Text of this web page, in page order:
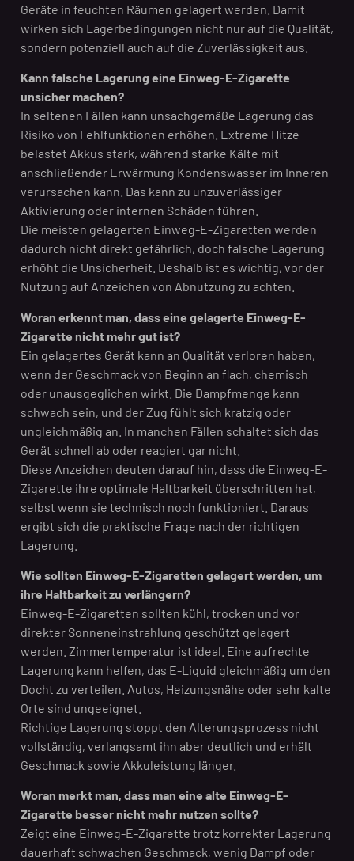
Geräte in feuchten Räumen gelagert werden. Damit
wirken sich Lagerbedingungen nicht nur auf die Qualität,
sondern potenziell auch auf die Zuverlässigkeit aus.
Kann falsche Lagerung eine Einweg-E-Zigarette
unsicher machen?
In seltenen Fällen kann unsachgemäße Lagerung das
Risiko von Fehlfunktionen erhöhen. Extreme Hitze
belastet Akkus stark, während starke Kälte mit
anschließender Erwärmung Kondenswasser im Inneren
verursachen kann. Das kann zu unzuverlässiger
Aktivierung oder internen Schäden führen.
Die meisten gelagerten Einweg-E-Zigaretten werden
dadurch nicht direkt gefährlich, doch falsche Lagerung
erhöht die Unsicherheit. Deshalb ist es wichtig, vor der
Nutzung auf Anzeichen von Abnutzung zu achten.
Woran erkennt man, dass eine gelagerte Einweg-E-
Zigarette nicht mehr gut ist?
Ein gelagertes Gerät kann an Qualität verloren haben,
wenn der Geschmack von Beginn an flach, chemisch
oder unausgeglichen wirkt. Die Dampfmenge kann
schwach sein, und der Zug fühlt sich kratzig oder
ungleichmäßig an. In manchen Fällen schaltet sich das
Gerät schnell ab oder reagiert gar nicht.
Diese Anzeichen deuten darauf hin, dass die Einweg-E-
Zigarette ihre optimale Haltbarkeit überschritten hat,
selbst wenn sie technisch noch funktioniert. Daraus
ergibt sich die praktische Frage nach der richtigen
Lagerung.
Wie sollten Einweg-E-Zigaretten gelagert werden, um
ihre Haltbarkeit zu verlängern?
Einweg-E-Zigaretten sollten kühl, trocken und vor
direkter Sonneneinstrahlung geschützt gelagert
werden. Zimmertemperatur ist ideal. Eine aufrechte
Lagerung kann helfen, das E-Liquid gleichmäßig um den
Docht zu verteilen. Autos, Heizungsnähe oder sehr kalte
Orte sind ungeeignet.
Richtige Lagerung stoppt den Alterungsprozess nicht
vollständig, verlangsamt ihn aber deutlich und erhält
Geschmack sowie Akkuleistung länger.
Woran merkt man, dass man eine alte Einweg-E-
Zigarette besser nicht mehr nutzen sollte?
Zeigt eine Einweg-E-Zigarette trotz korrekter Lagerung
dauerhaft schwachen Geschmack, wenig Dampf oder